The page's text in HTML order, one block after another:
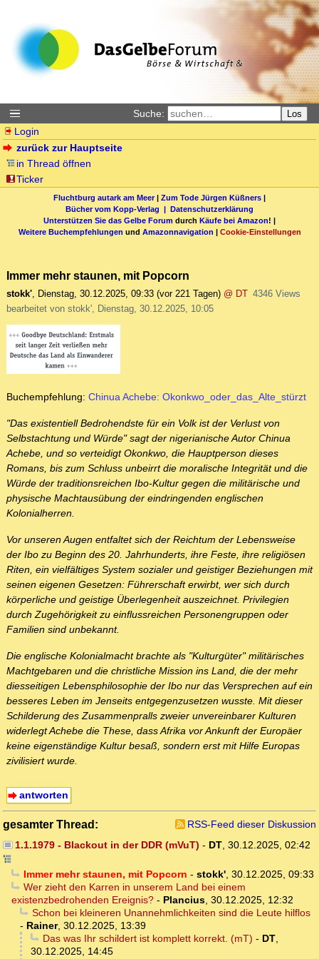
Suche: Los
Login
zurück zur Hauptseite
in Thread öffnen
Ticker
Fluchtburg autark am Meer| Zum Tode Jürgen Küßners |
Bücher vom Kopp-Verlag | Datenschutzerklärung
Unterstützen Sie das Gelbe Forum durch Käufe bei Amazon! |
Weitere Buchempfehlungen und Amazonnavigation | Cookie-Einstellungen
Immer mehr staunen, mit Popcorn
stokk', Dienstag, 30.12.2025, 09:33 (vor 221 Tagen) @ DT 4346 Views
bearbeitet von stokk', Dienstag, 30.12.2025, 10:05
Buchempfehlung: Chinua Achebe: Okonkwo_oder_das_Alte_stürzt
"Das existentiell Bedrohendste für ein Volk ist der Verlust von
Selbstachtung und Würde" sagt der nigerianische Autor Chinua
Achebe, und so verteidigt Okonkwo, die Hauptperson dieses
Romans, bis zum Schluss unbeirrt die moralische Integrität und die
Würde der traditionsreichen Ibo-Kultur gegen die militärische und
physische Machtausübung der eindringenden englischen
Kolonialherren.
Vor unseren Augen entfaltet sich der Reichtum der Lebensweise
der Ibo zu Beginn des 20. Jahrhunderts, ihre Feste, ihre religiösen
Riten, ein vielfältiges System sozialer und geistiger Beziehungen mit
seinen eigenen Gesetzen: Führerschaft erwirbt, wer sich durch
körperliche und geistige Überlegenheit auszeichnet. Privilegien
durch Zugehörigkeit zu einflussreichen Personengruppen oder
Familien sind unbekannt.
Die englische Kolonialmacht brachte als "Kulturgüter" militärisches
Machtgebaren und die christliche Mission ins Land, die der mehr
diesseitigen Lebensphilosophie der Ibo nur das Versprechen auf ein
besseres Leben im Jenseits entgegenzusetzen wusste. Mit dieser
Schilderung des Zusammenpralls zweier unvereinbarer Kulturen
widerlegt Achebe die These, dass Afrika vor Ankunft der Europäer
keine eigenständige Kultur besaß, sondern erst mit Hilfe Europas
zivilisiert wurde.
antworten
gesamter Thread:
RSS-Feed dieser Diskussion
1.1.1979 - Blackout in der DDR (mVuT) - DT, 30.12.2025, 02:42
Immer mehr staunen, mit Popcorn - stokk', 30.12.2025, 09:33
Wer zieht den Karren in unserem Land bei einem
existenzbedrohenden Ereignis? - Plancius, 30.12.2025, 12:32
Schon bei kleineren Unannehmlichkeiten sind die Leute hilflos
- Rainer, 30.12.2025, 13:39
Das was Ihr schildert ist komplett korrekt. (mT) - DT,
30.12.2025, 14:45